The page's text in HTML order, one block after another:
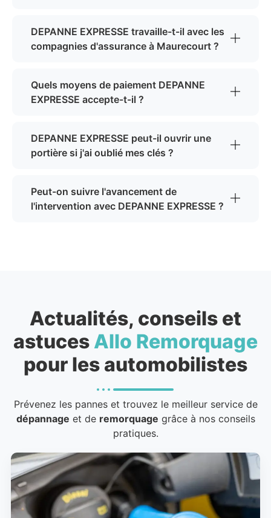
DEPANNE EXPRESSE travaille-t-il avec les
compagnies d'assurance à Maurecourt ?
Quels moyens de paiement DEPANNE
EXPRESSE accepte-t-il ?
DEPANNE EXPRESSE peut-il ouvrir une
portière si j'ai oublié mes clés ?
Peut-on suivre l'avancement de
l'intervention avec DEPANNE EXPRESSE ?
Actualités, conseils et
astuces Allo Remorquage
pour les automobilistes
Prévenez les pannes et trouvez le meilleur service de
dépannage et de remorquage grâce à nos conseils
pratiques.